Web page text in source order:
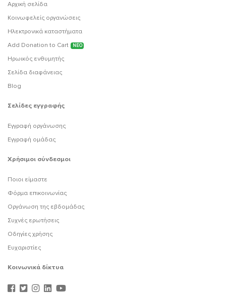
Αρχική σελίδα
Κοινωφελείς οργανώσεις
Ηλεκτρονικά καταστήματα
Add Donation to Cart
ΝΕΟ
Ηρωικός ενθυμητής
Σελίδα διαφάνειας
Blog
Σελίδες εγγραφής
Εγγραφή οργάνωσης
Εγγραφή ομάδας
Χρήσιμοι σύνδεσμοι
Ποιοι είμαστε
Φόρμα επικοινωνίας
Οργάνωση της εβδομάδας
Συχνές ερωτήσεις
Οδηγίες χρήσης
Ευχαριστίες
Κοινωνικά δίκτυα